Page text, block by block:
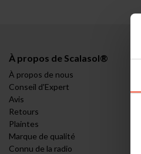
À propos de Scalasol®
À propos de nous
Conseil d'Expert
Avis
Retours
Plaintes
Marque de qualité
Connu de la radio